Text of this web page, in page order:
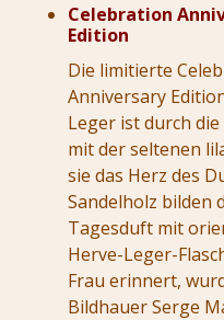
Celebration
Edition
Die limitierte
Anniversary
Leger ist durch
mit der seltenen
sie das Herz des
Sandelholz bilden
Tagesduft mit
Herve-Leger-
Frau erinnert,
Bildhauer Serge